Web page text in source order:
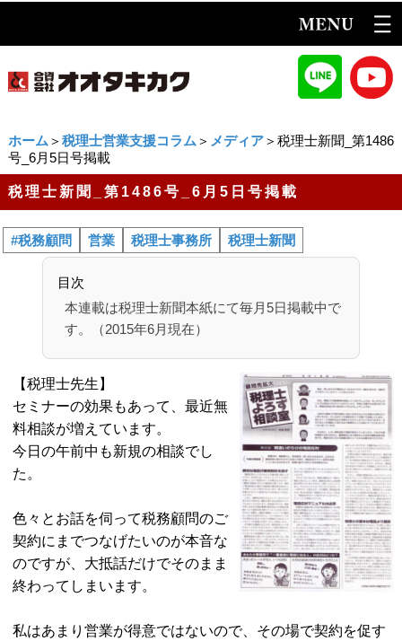
ホーム ＞ 税理士営業支援コラム ＞ メディア＞税理士新聞_第1486
号_6月5日号掲載
税理士新聞_第1486号_6月5日号掲載
#税務顧問 営業 税理士事務所 税理士新聞
目次
本連載は税理士新聞本紙にて毎月5日掲載中で
す。（2015年6月現在）
【税理士先生】
セミナーの効果もあって、最近無
料相談が増えています。
今日の午前中も新規の相談でし
た。
色々とお話を伺って税務顧問のご
契約にまでつなげたいのが本音な
のですが、大抵話だけでそのまま
終わってしまいます。
私はあまり営業が得意ではないので、その場で契約を促す